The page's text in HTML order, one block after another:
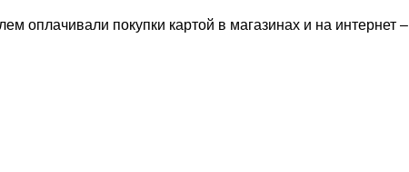
оплачивали покупки картой в магазинах и на интернет –